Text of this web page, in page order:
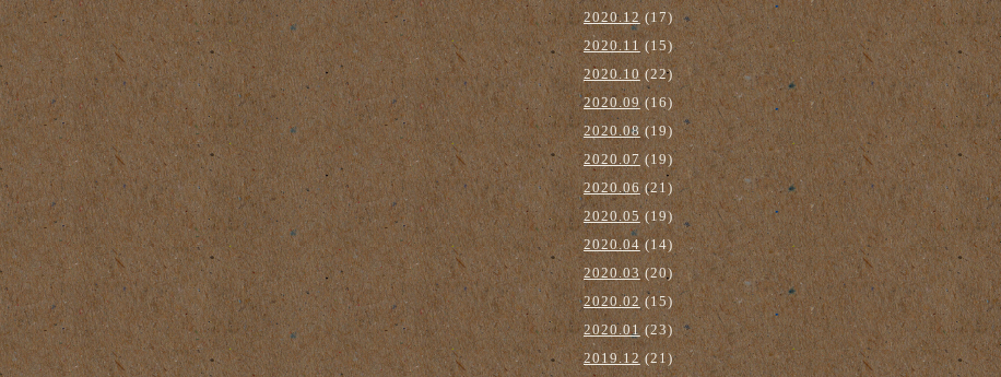
2020.12(17)
2020.11 (15)
2020.10(22)
2020.09(16)
2020.08 (19)
2020.07(19)
2020.06 (21)
2020.05(19)
2020.04(14)
2020.03(20)
2020.02(15)
2020.01 (23)
2019.12(21)